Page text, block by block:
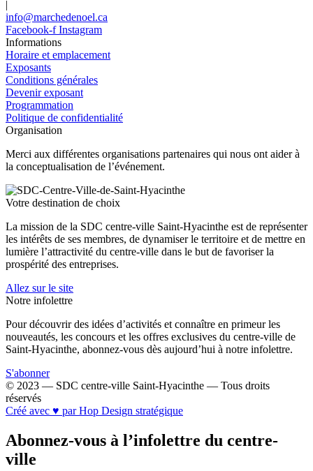
|
info@marchedenoel.ca
Facebook-f Instagram
Informations
Horaire et emplacement
Exposants
Conditions générales
Devenir exposant
Programmation
Politique de confidentialité
Organisation
Merci aux différentes organisations partenaires qui nous ont aider à
la conceptualisation de l’événement.
Votre destination de choix
La mission de la SDC centre-ville Saint‑Hyacinthe est de représenter
les intérêts de ses membres, de dynamiser le territoire et de mettre en
lumière l’attractivité du centre‑ville dans le but de favoriser la
prospérité des entreprises.
Allez sur le site
Notre infolettre
Pour découvrir des idées d’activités et connaître en primeur les
nouveautés, les concours et les offres exclusives du centre-ville de
Saint-Hyacinthe, abonnez-vous dès aujourd’hui à notre infolettre.
S'abonner
© 2023 — SDC centre-ville Saint-Hyacinthe — Tous droits
réservés
Créé avec ♥ par Hop Design stratégique
Abonnez-vous à l’infolettre du centre-
ville